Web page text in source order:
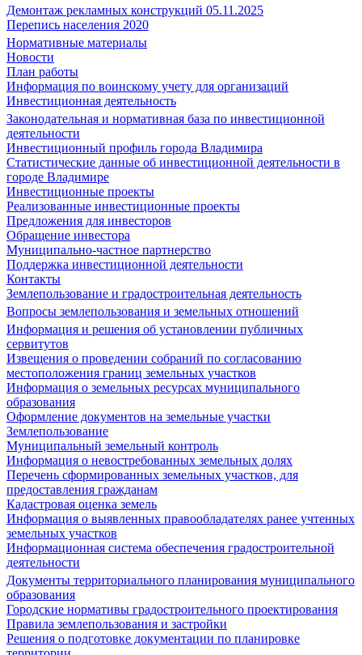
Демонтаж рекламных конструкций 05.11.2025
Перепись населения 2020
Нормативные материалы
Новости
План работы
Информация по воинскому учету для организаций
Инвестиционная деятельность
Законодательная и нормативная база по инвестиционной
деятельности
Инвестиционный профиль города Владимира
Статистические данные об инвестиционной деятельности в
городе Владимире
Инвестиционные проекты
Реализованные инвестиционные проекты
Предложения для инвесторов
Обращение инвестора
Муниципально-частное партнерство
Поддержка инвестиционной деятельности
Контакты
Землепользование и градостроительная деятельность
Вопросы землепользования и земельных отношений
Информация и решения об установлении публичных
сервитутов
Извещения о проведении собраний по согласованию
местоположения границ земельных участков
Информация о земельных ресурсах муниципального
образования
Оформление документов на земельные участки
Землепользование
Муниципальный земельный контроль
Информация о невостребованных земельных долях
Перечень сформированных земельных участков, для
предоставления гражданам
Кадастровая оценка земель
Информация о выявленных правообладателях ранее учтенных
земельных участков
Информационная система обеспечения градостроительной
деятельности
Документы территориального планирования муниципального
образования
Городские нормативы градостроительного проектирования
Правила землепользования и застройки
Решения о подготовке документации по планировке